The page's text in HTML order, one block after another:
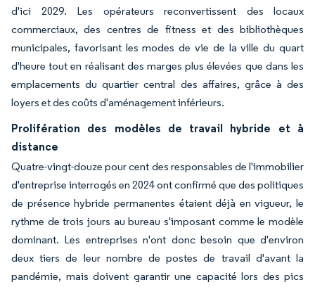
d'ici 2029. Les opérateurs reconvertissent des locaux
commerciaux, des centres de fitness et des bibliothèques
municipales, favorisant les modes de vie de la ville du quart
d'heure tout en réalisant des marges plus élevées que dans les
emplacements du quartier central des affaires, grâce à des
loyers et des coûts d'aménagement inférieurs.
Prolifération des modèles de travail hybride et à
distance
Quatre-vingt-douze pour cent des responsables de l'immobilier
d'entreprise interrogés en 2024 ont confirmé que des politiques
de présence hybride permanentes étaient déjà en vigueur, le
rythme de trois jours au bureau s'imposant comme le modèle
dominant. Les entreprises n'ont donc besoin que d'environ
deux tiers de leur nombre de postes de travail d'avant la
pandémie, mais doivent garantir une capacité lors des pics